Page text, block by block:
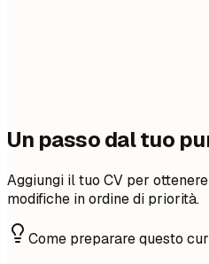
Un passo dal tuo
Aggiungi il tuo CV per
modifiche in ordine di priorità.
Come preparare questo